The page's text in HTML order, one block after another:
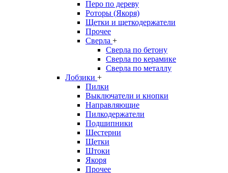
Перо по дереву
Роторы (Якоря)
Щетки и щеткодержатели
Прочее
Сверла +
Сверла по бетону
Сверла по керамике
Сверла по металлу
Лобзики +
Пилки
Выключатели и кнопки
Направляющие
Пилкодержатели
Подшипники
Шестерни
Щетки
Штоки
Якоря
Прочее